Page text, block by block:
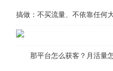
搞做：不买流量、不依靠任何
那平台怎么获客？月活量怎